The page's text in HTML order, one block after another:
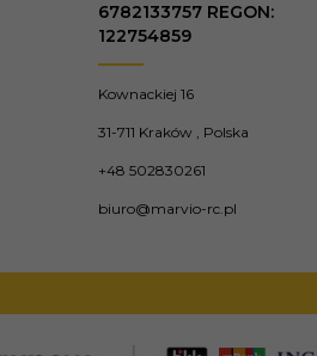
6782133757 REGON:
122754859
Kownackiej 16
31-711 Kraków , Polska
+48 502830261
biuro@marvio-rc.pl